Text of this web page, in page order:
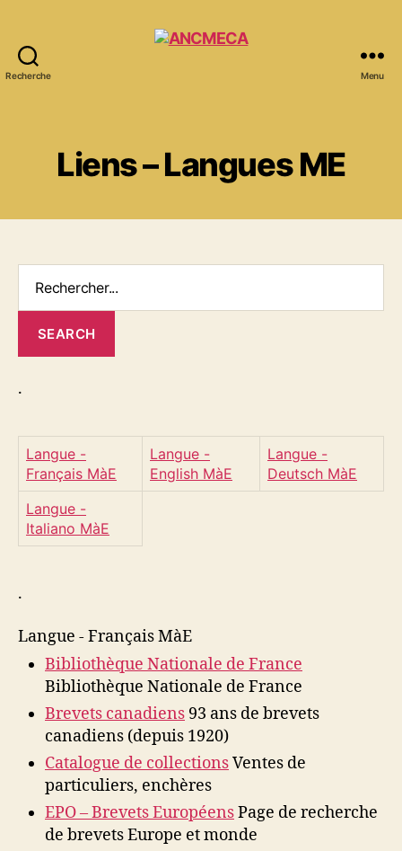
Recherche Menu
Liens – Langues ME
.
Langue -
Français MàE
Langue -
English MàE
Langue -
Deutsch MàE
Langue -
Italiano MàE
.
Langue - Français MàE
Bibliothèque Nationale de France
Bibliothèque Nationale de France
Brevets canadiens 93 ans de brevets
canadiens (depuis 1920)
Catalogue de collectionsVentes de
particuliers, enchères
EPO – Brevets EuropéensPage de recherche
de brevets Europe et monde